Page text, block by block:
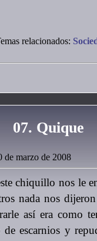
relacionados:
07. Quique
de marzo de 2008
chiquillo nos le
nada nos
así era como
de escarnios y